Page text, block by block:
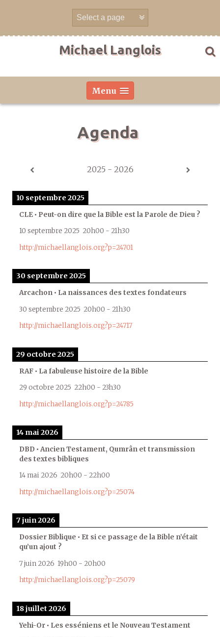
Michael Langlois
Menu
Agenda
2025 - 2026
10 septembre 2025
CLE • Peut-on dire que la Bible est la Parole de Dieu ?
10 septembre 2025 20h00 - 21h30
http://michaellanglois.org?p=24701
30 septembre 2025
Arcachon • La naissances des textes fondateurs
30 septembre 2025 20h00 - 21h30
http://michaellanglois.org?p=24717
29 octobre 2025
RAF • La fabuleuse histoire de la Bible
29 octobre 2025 22h00 - 23h30
http://michaellanglois.org?p=24785
14 mai 2026
DBD • Ancien Testament, Qumrân et transmission
des textes bibliques
14 mai 2026 20h00 - 22h00
http://michaellanglois.org?p=25074
7 juin 2026
Dossier Biblique • Et si ce passage de la Bible n’était
qu’un ajout ?
7 juin 2026 19h00 - 20h00
http://michaellanglois.org?p=25079
18 juillet 2026
Yehi-Or • Les esséniens et le Nouveau Testament